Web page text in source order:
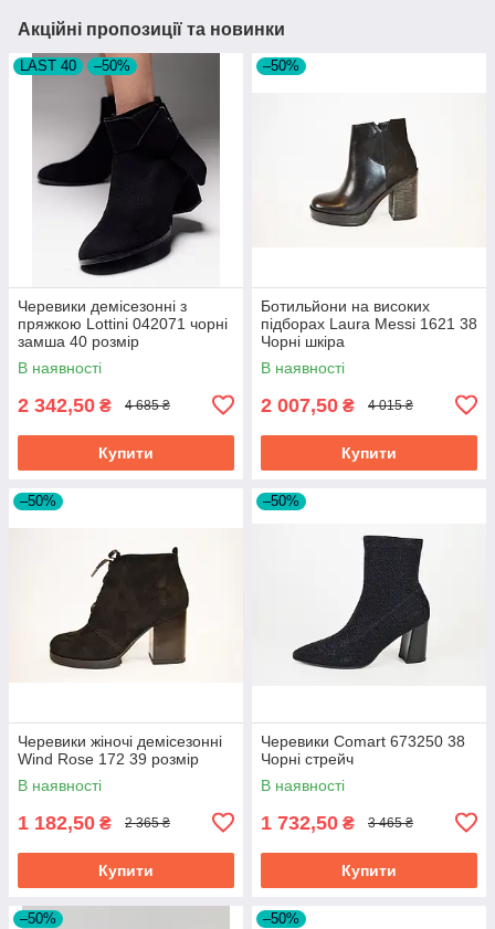
Акційні пропозиції та новинки
LAST 40 –50%
Черевики демісезонні з
пряжкою Lottini 042071 чорні
замша 40 розмір
В наявності
2 342,50 ₴ 4 685 ₴
Купити
–50%
Ботильйони на високих
підборах Laura Messi 1621 38
Чорні шкіра
В наявності
2 007,50 ₴ 4 015 ₴
Купити
–50%
Черевики жіночі демісезонні
Wind Rose 172 39 розмір
В наявності
1 182,50 ₴ 2 365 ₴
Купити
–50%
Черевики Comart 673250 38
Чорні стрейч
В наявності
1 732,50 ₴ 3 465 ₴
Купити
–50% –50%